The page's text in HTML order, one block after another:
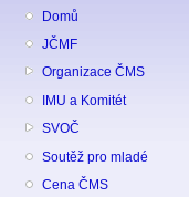
Domů
JČMF
Organizace ČMS
IMU a Komitét
SVOČ
Soutěž pro mladé
Cena ČMS